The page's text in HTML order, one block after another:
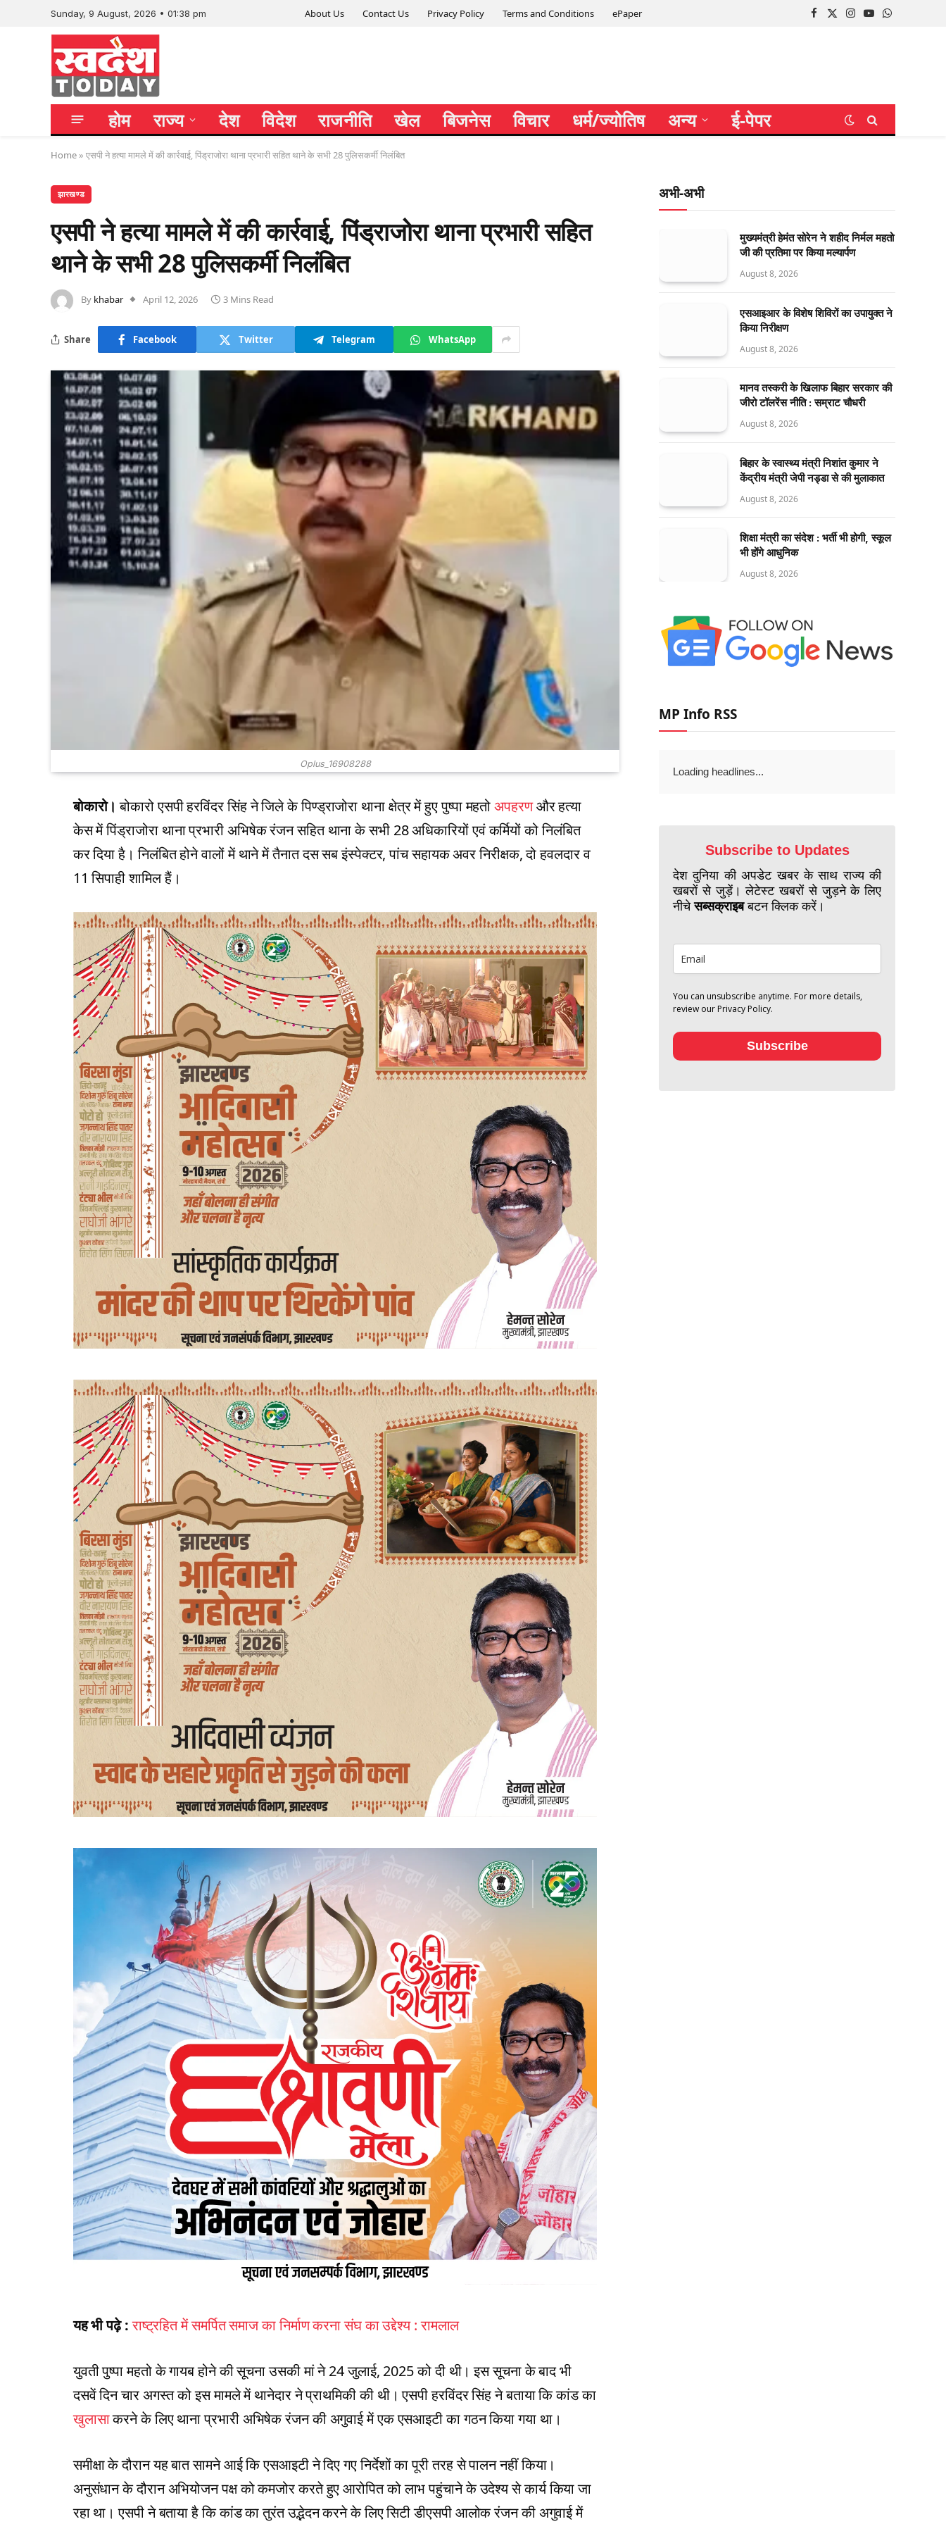
Sunday, 9 August, 2026 • 01:38 pm About Us Contact Us Privacy Policy Terms and Conditions ePaper
Facebook
X
Instagram
YouTubeWhatsApp
होम राज्य देश विदेश राजनीति खेल बिजनेस विचार धर्म/ज्योतिष अन्य ई-पेपर
Home » एसपी ने हत्या मामले में की कार्रवाई, पिंड्राजोरा थाना प्रभारी सहित थाने के सभी 28 पुलिसकर्मी निलंबित
झारखण्ड
एसपी ने हत्या मामले में की कार्रवाई, पिंड्राजोरा थाना प्रभारी सहित
थाने के सभी 28 पुलिसकर्मी निलंबित
By khabar April 12, 2026 3 Mins Read
Share Facebook Twitter Telegram WhatsApp
Oplus_16908288
बोकारो। बोकारो एसपी हरविंदर सिंह ने जिले के पिण्ड्राजोरा थाना क्षेत्र में हुए पुष्पा महतोअपहरणऔर हत्या
केस में पिंड्राजोरा थाना प्रभारी अभिषेक रंजन सहित थाना के सभी 28 अधिकारियों एवं कर्मियों को निलंबित
कर दिया है। निलंबित होने वालों में थाने में तैनात दस सब इंस्पेक्टर, पांच सहायक अवर निरीक्षक, दो हवलदार व
11 सिपाही शामिल हैं।
यह भी पढ़े :राष्ट्रहित में समर्पित समाज का निर्माण करना संघ का उद्देश्य : रामलाल
युवती पुष्पा महतो के गायब होने की सूचना उसकी मां ने 24 जुलाई, 2025 को दी थी। इस सूचना के बाद भी
दसवें दिन चार अगस्त को इस मामले में थानेदार ने प्राथमिकी की थी। एसपी हरविंदर सिंह ने बताया कि कांड का
खुलासाकरने के लिए थाना प्रभारी अभिषेक रंजन की अगुवाई में एक एसआइटी का गठन किया गया था।
समीक्षा के दौरान यह बात सामने आई कि एसआइटी ने दिए गए निर्देशों का पूरी तरह से पालन नहीं किया।
अनुसंधान के दौरान अभियोजन पक्ष को कमजोर करते हुए आरोपित को लाभ पहुंचाने के उदेश्य से कार्य किया जा
रहा था। एसपी ने बताया है कि कांड का तुरंत उद्भेदन करने के लिए सिटी डीएसपी आलोक रंजन की अगुवाई में
अभी-अभी
मुख्यमंत्री हेमंत सोरेन ने शहीद निर्मल महतो
जी की प्रतिमा पर किया मल्यार्पण
August 8, 2026
एसआइआर के विशेष शिविरों का उपायुक्त ने
किया निरीक्षण
August 8, 2026
मानव तस्करी के खिलाफ बिहार सरकार की
जीरो टॉलरेंस नीति : सम्राट चौधरी
August 8, 2026
बिहार के स्वास्थ्य मंत्री निशांत कुमार ने
केंद्रीय मंत्री जेपी नड्डा से की मुलाकात
August 8, 2026
शिक्षा मंत्री का संदेश : भर्ती भी होगी, स्कूल
भी होंगे आधुनिक
August 8, 2026
MP Info RSS
Loading headlines...
Subscribe to Updates
देश दुनिया की अपडेट खबर के साथ राज्य की
खबरों से जुड़ें। लेटेस्ट खबरों से जुड़ने के लिए
नीचेसब्सक्राइबबटन क्लिक करें।
You can unsubscribe anytime. For more details,
review our Privacy Policy.
Subscribe